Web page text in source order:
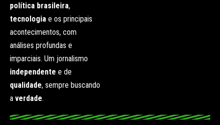
política brasileira,
tecnologia e os principais
acontecimentos, com
análises profundas e
imparciais. Um jornalismo
independente e de
qualidade, sempre buscando
a verdade.